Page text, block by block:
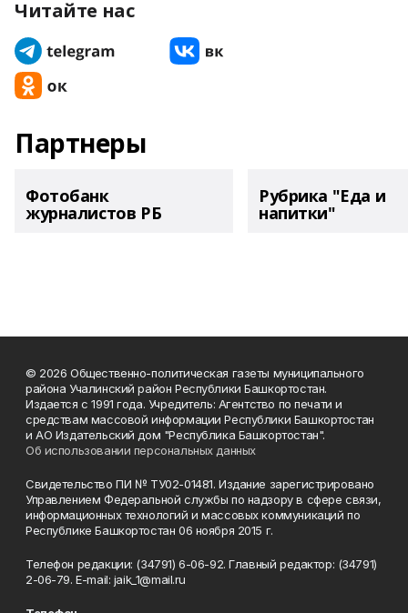
Читайте нас
Партнеры
Фотобанк
журналистов РБ
Рубрика "Еда и
напитки"
© 2026 Общественно-политическая газеты муниципального
района Учалинский район Республики Башкортостан.
Издается с 1991 года. Учредитель: Агентство по печати и
средствам массовой информации Республики Башкортостан
и АО Издательский дом "Республика Башкортостан".
Об использовании персональных данных
Свидетельство ПИ № ТУ02-01481. Издание зарегистрировано
Управлением Федеральной службы по надзору в сфере связи,
информационных технологий и массовых коммуникаций по
Республике Башкортостан 06 ноября 2015 г.
Телефон редакции: (34791) 6-06-92. Главный редактор: (34791)
2-06-79. Е-mаil: jaik_1@mail.ru